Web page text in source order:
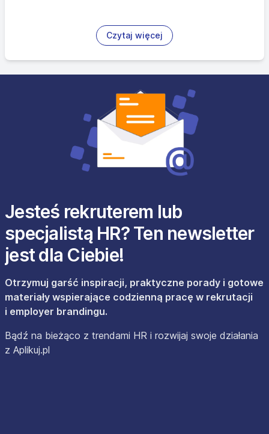
Czytaj więcej
Jesteś rekruterem lub
specjalistą HR? Ten newsletter
jest dla Ciebie!
Otrzymuj garść inspiracji, praktyczne porady i gotowe
materiały wspierające codzienną pracę w rekrutacji
i employer brandingu.
Bądź na bieżąco z trendami HR i rozwijaj swoje działania
z Aplikuj.pl